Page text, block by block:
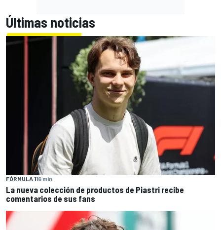
Últimas noticias
FÓRMULA 116 min
La nueva colección de productos de Piastri recibe
comentarios de sus fans